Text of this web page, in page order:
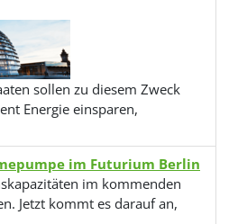
sollen zu diesem Zweck
Energie einsparen,
im Futurium Berlin
im kommenden
Jetzt kommt es darauf an,